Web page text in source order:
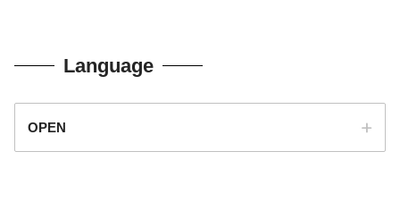
Language
OPEN